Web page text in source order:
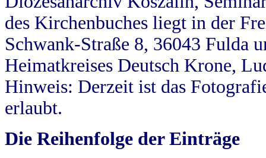
des Kirchenbuches liegt in der
Schwank-Straße 8, 36043 Fulda
Heimatkreises Deutsch Krone,
Hinweis: Derzeit ist das
erlaubt.
Die Reihenfolge der Einträge